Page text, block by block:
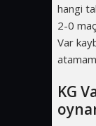
hangi
2-0
Var
KG